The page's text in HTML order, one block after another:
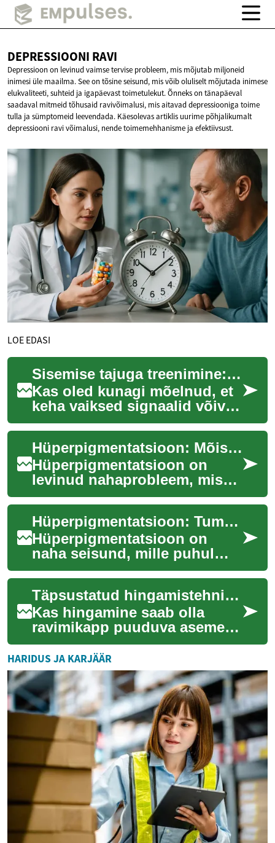
DEPRESSIOONI RAVI
Depressioon on levinud vaimse tervise probleem, mis mõjutab miljoneid
inimesi üle maailma. See on tõsine seisund, mis võib oluliselt mõjutada inimese
elukvaliteeti, suhteid ja igapäevast toimetulekut. Õnneks on tänapäeval
saadaval mitmeid tõhusaid ravivõimalusi, mis aitavad depressiooniga toime
tulla ja sümptomeid leevendada. Käesolevas artiklis uurime põhjalikumalt
depressiooni ravi võimalusi, nende toimemehhanisme ja efektiivsust.
LOE EDASI
Sisemise tajuga treenimine: uus tee tervisele
Kas oled kunagi mõelnud, et
keha vaiksed signaalid võivad
olla sinu võimsaim
bootcamp? Sisemise taju
treenimine aitab...
Hüperpigmentatsioon: Mõistmine ja ravi
Hüperpigmentatsioon on
levinud nahaprobleem, mis
tekitab tumedamaid laike või
ebaühtlast nahatooni. See
seisund tekib...
Hüperpigmentatsioon: Tumeda naha ja laikude põhjused ning ravi
Hüperpigmentatsioon on
naha seisund, mille puhul
teatud piirkonnad muutuvad
ümbritsevast nahast
tumedamaks. See tekib...
Täpsustatud hingamistehnika ja biofeedback
Kas hingamine saab olla
ravimikapp puuduva asemel?
Kujuta ette hingamisseanssi,
mis kohandab rütmi reaalajas
sinu süd...
HARIDUS JA KARJÄÄR